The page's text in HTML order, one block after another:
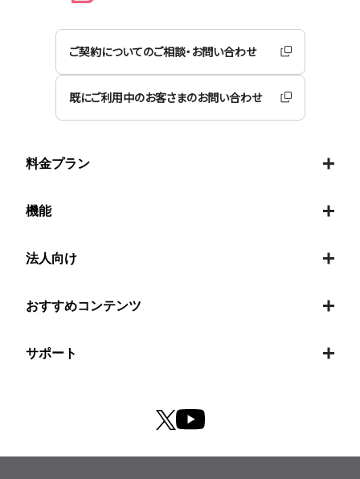
ご契約についてのご相談・お問い合わせ
既にご利用中のお客さまのお問い合わせ
料金プラン
機能
法人向け
おすすめコンテンツ
サポート